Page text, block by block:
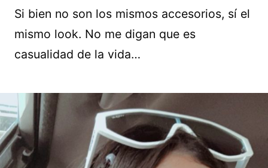
Si bien no son los mismos accesorios, sí el
mismo look. No me digan que es
casualidad de la vida…